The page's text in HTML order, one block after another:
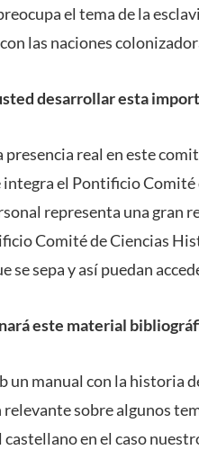
el tema de la
las naciones
desarrollar esta
presencia real en este
el Pontificio
representa una gran
Comité de Ciencias
se sepa y así puedan
este material
un manual con la historia
sobre algunos
en el caso